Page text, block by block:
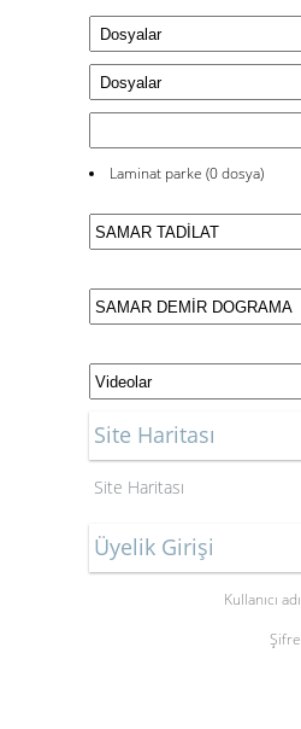
Laminat parke (0 dosya)
Site Haritası
Site Haritası
Üyelik Girişi
Kullanıcı adı
Şifre